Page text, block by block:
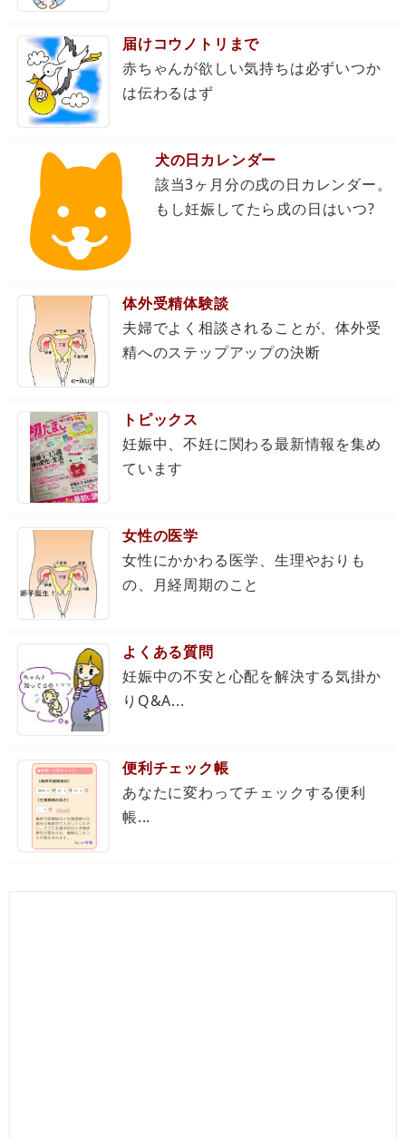
届けコウノトリまで
赤ちゃんが欲しい気持ちは必ずいつか
は伝わるはず
犬の日カレンダー
該当3ヶ月分の戌の日カレンダー。
もし妊娠してたら戌の日はいつ?
体外受精体験談
夫婦でよく相談されることが、体外受
精へのステップアップの決断
トピックス
妊娠中、不妊に関わる最新情報を集め
ています
女性の医学
女性にかかわる医学、生理やおりも
の、月経周期のこと
よくある質問
妊娠中の不安と心配を解決する気掛か
りQ&A...
便利チェック帳
あなたに変わってチェックする便利
帳...